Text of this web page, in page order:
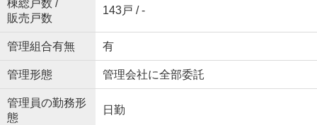
棟総戸数 /
販売戸数
143戸 / -
管理組合有無 有
管理形態 管理会社に全部委託
管理員の勤務形
態
日勤